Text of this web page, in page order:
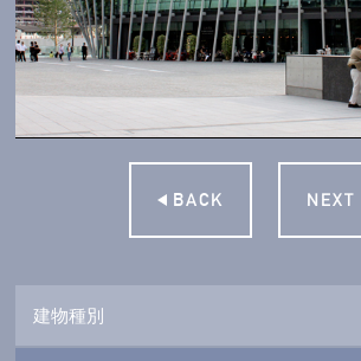
BACK NEXT
建物種別